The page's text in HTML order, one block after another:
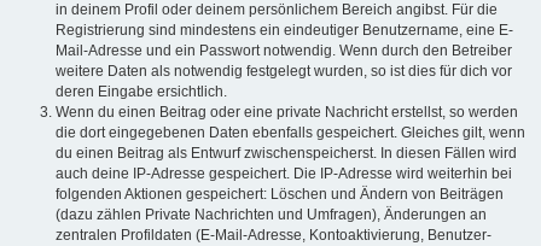
in deinem Profil oder deinem persönlichem Bereich angibst. Für die
Registrierung sind mindestens ein eindeutiger Benutzername, eine E-
Mail-Adresse und ein Passwort notwendig. Wenn durch den Betreiber
weitere Daten als notwendig festgelegt wurden, so ist dies für dich vor
deren Eingabe ersichtlich.
Wenn du einen Beitrag oder eine private Nachricht erstellst, so werden
die dort eingegebenen Daten ebenfalls gespeichert. Gleiches gilt, wenn
du einen Beitrag als Entwurf zwischenspeicherst. In diesen Fällen wird
auch deine IP-Adresse gespeichert. Die IP-Adresse wird weiterhin bei
folgenden Aktionen gespeichert: Löschen und Ändern von Beiträgen
(dazu zählen Private Nachrichten und Umfragen), Änderungen an
zentralen Profildaten (E-Mail-Adresse, Kontoaktivierung, Benutzer-